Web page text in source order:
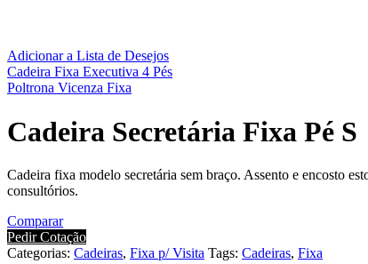
Adicionar a Lista de Desejos
Cadeira Fixa Executiva 4 Pés
Poltrona Vicenza Fixa
Cadeira Secretária Fixa Pé S
Cadeira fixa modelo secretária sem braço. Assento e encosto
consultórios.
Comparar
Pedir Cotação
Categorias: Cadeiras, Fixa p/ Visita Tags: Cadeiras, Fixa